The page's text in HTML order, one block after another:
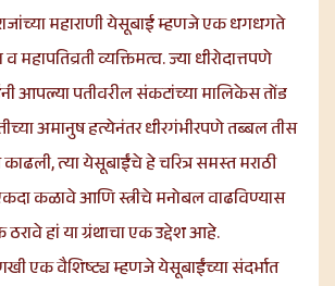
महाराणी येसूबाई म्हणजे एक धगधगते
व्यक्तिमत्व. ज्या धीरोदात्तपणे
आपल्या पतीवरील संकटांच्या मालिकेस तोंड
अमानुष हत्येनंतर धीरगंभीरपणे तब्बल तीस
काढली, त्या येसूबाईंचे हे चरित्र समस्त मराठी
कळावे आणि स्त्रीचे मनोबल वाढविण्यास
ठरावे हां या ग्रंथाचा एक उद्देश आहे.
एक वैशिष्ट्य म्हणजे येसूबाईंच्या संदर्भात